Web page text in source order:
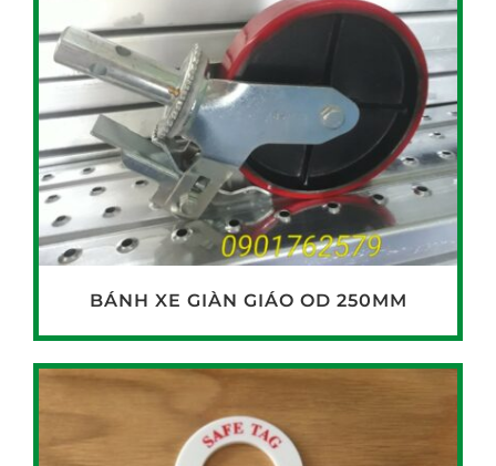
BÁNH XE GIÀN GIÁO OD 250MM